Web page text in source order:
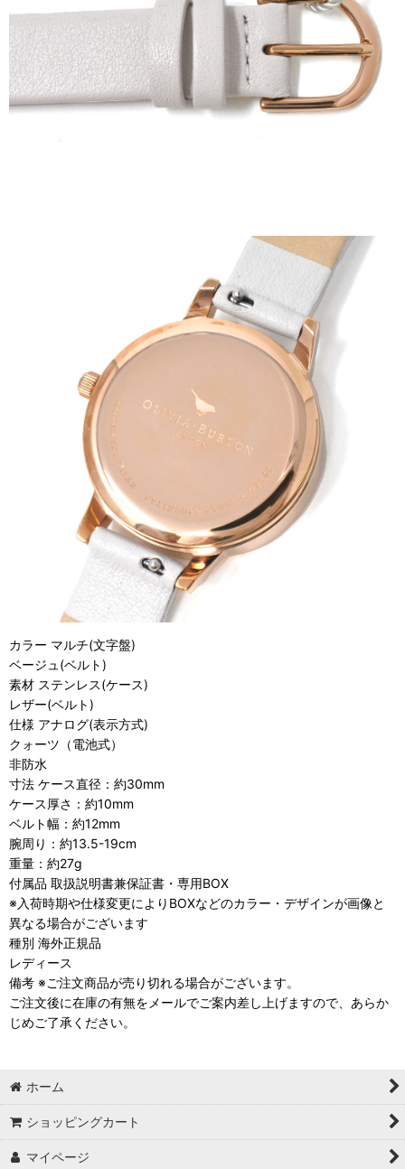
カラー マルチ(文字盤)
ベージュ(ベルト)
素材 ステンレス(ケース)
レザー(ベルト)
仕様 アナログ(表示方式)
クォーツ（電池式）
非防水
寸法 ケース直径：約30mm
ケース厚さ：約10mm
ベルト幅：約12mm
腕周り：約13.5-19cm
重量：約27g
付属品 取扱説明書兼保証書・専用BOX
※入荷時期や仕様変更によりBOXなどのカラー・デザインが画像と
異なる場合がございます
種別 海外正規品
レディース
備考 ※ご注文商品が売り切れる場合がございます。
ご注文後に在庫の有無をメールでご案内差し上げますので、あらか
じめご了承ください。
ホーム
ショッピングカート
マイページ